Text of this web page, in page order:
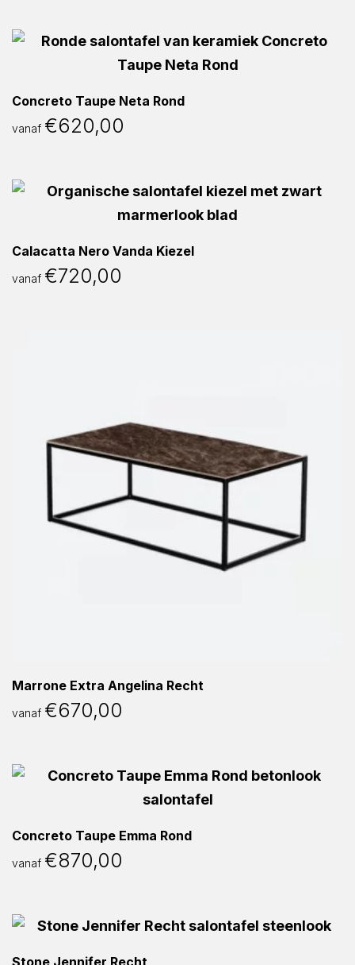
Concreto Taupe Neta Rond
vanaf €620,00
Calacatta Nero Vanda Kiezel
vanaf €720,00
Marrone Extra Angelina Recht
vanaf €670,00
Concreto Taupe Emma Rond
vanaf €870,00
Stone Jennifer Recht